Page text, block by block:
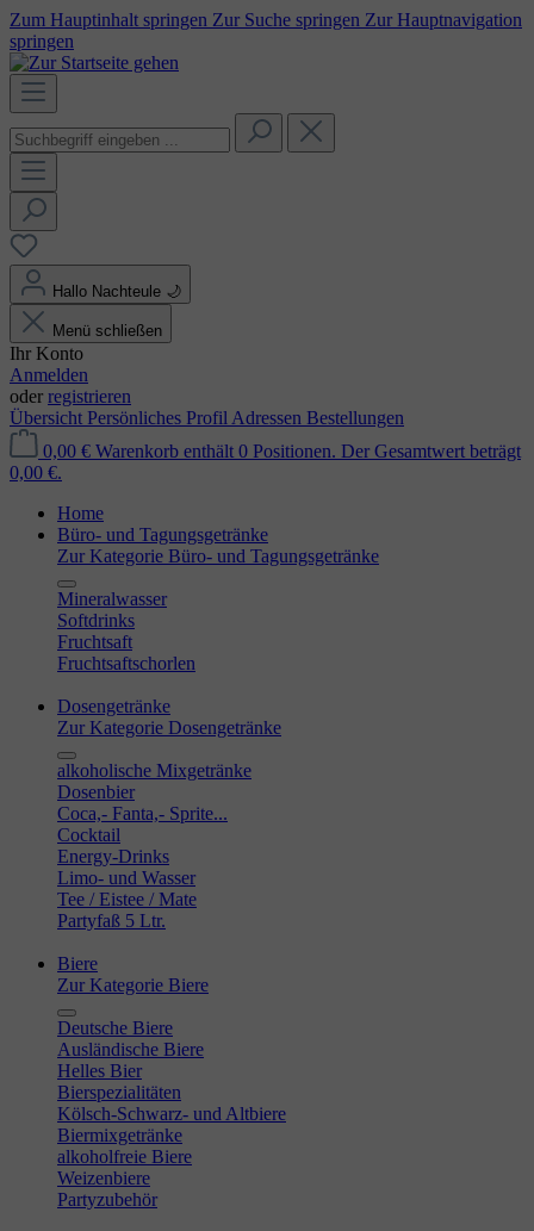
Zum Hauptinhalt springen Zur Suche springen Zur Hauptnavigation
springen
Hallo Nachteule 🌙
Menü schließen
Ihr Konto
Anmelden
oder registrieren
Übersicht Persönliches Profil Adressen Bestellungen
0,00 € Warenkorb enthält 0 Positionen. Der Gesamtwert beträgt
0,00 €.
Home
Büro- und Tagungsgetränke
Zur Kategorie Büro- und Tagungsgetränke
Mineralwasser
Softdrinks
Fruchtsaft
Fruchtsaftschorlen
Dosengetränke
Zur Kategorie Dosengetränke
alkoholische Mixgetränke
Dosenbier
Coca,- Fanta,- Sprite...
Cocktail
Energy-Drinks
Limo- und Wasser
Tee / Eistee / Mate
Partyfaß 5 Ltr.
Biere
Zur Kategorie Biere
Deutsche Biere
Ausländische Biere
Helles Bier
Bierspezialitäten
Kölsch-Schwarz- und Altbiere
Biermixgetränke
alkoholfreie Biere
Weizenbiere
Partyzubehör